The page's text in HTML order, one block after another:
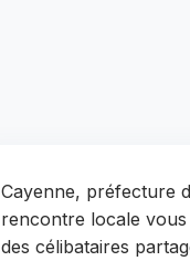
Cayenne, préfecture
rencontre locale vous
des célibataires